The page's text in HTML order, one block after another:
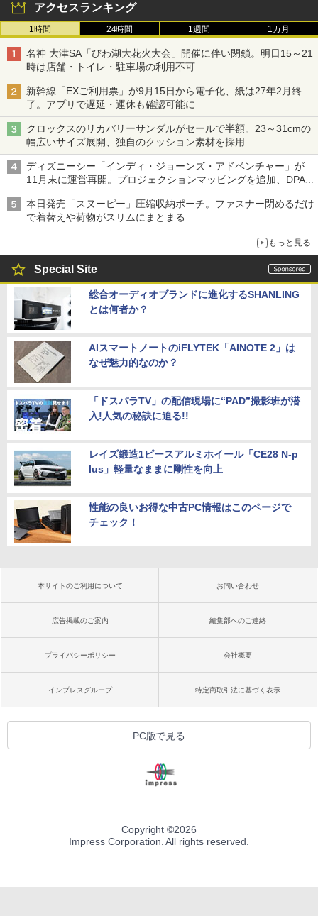
アクセスランキング
1時間 24時間 1週間 1カ月
名神 大津SA「びわ湖大花火大会」開催に伴い閉鎖。明日15～21
時は店舗・トイレ・駐車場の利用不可
新幹線「EXご利用票」が9月15日から電子化、紙は27年2月終
了。アプリで遅延・運休も確認可能に
クロックスのリカバリーサンダルがセールで半額。23～31cmの
幅広いサイズ展開、独自のクッション素材を採用
ディズニーシー「インディ・ジョーンズ・アドベンチャー」が
11月末に運営再開。プロジェクションマッピングを追加、DPA
は1500円
本日発売「スヌーピー」圧縮収納ポーチ。ファスナー閉めるだけ
で着替えや荷物がスリムにまとまる
もっと見る
Special Site
総合オーディオブランドに進化するSHANLING
とは何者か？
AIスマートノートのiFLYTEK「AINOTE 2」は
なぜ魅力的なのか？
「ドスパラTV」の配信現場に“PAD”撮影班が潜
入!人気の秘訣に迫る!!
レイズ鍛造1ピースアルミホイール「CE28 N-p
lus」軽量なままに剛性を向上
性能の良いお得な中古PC情報はこのページで
チェック！
本サイトのご利用について お問い合わせ
広告掲載のご案内 編集部へのご連絡
プライバシーポリシー 会社概要
インプレスグループ 特定商取引法に基づく表示
PC版で見る
Copyright ©2026
Impress Corporation. All rights reserved.